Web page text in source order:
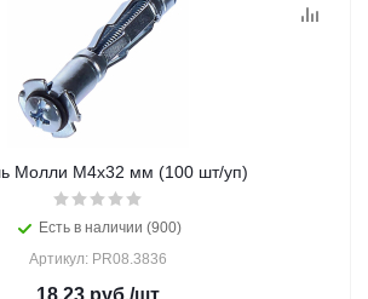
Молли М4х32 мм (100 шт/уп)
Есть в наличии (900)
Артикул: PR08.3836
18.23 руб./шт